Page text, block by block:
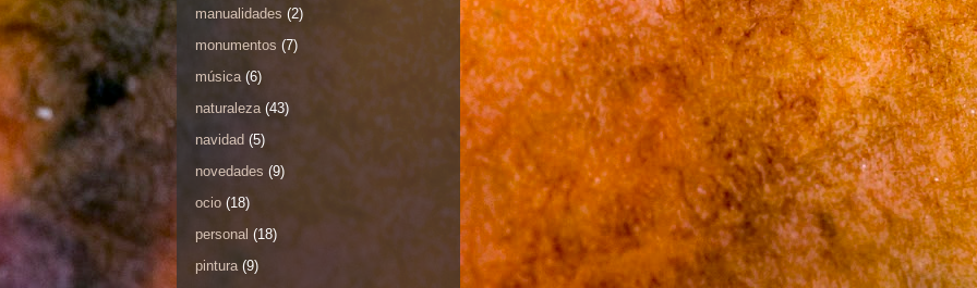
manualidades (2)
monumentos (7)
música (6)
naturaleza (43)
navidad (5)
novedades (9)
ocio (18)
personal (18)
pintura (9)